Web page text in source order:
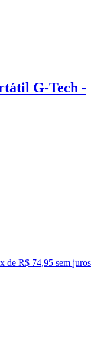
G-Tech -
x de R$ 74,95 sem juros